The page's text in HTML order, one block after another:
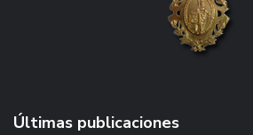
Últimas publicaciones